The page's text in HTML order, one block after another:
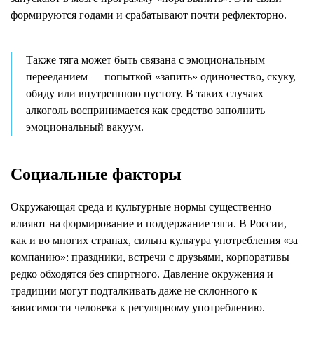
формируются годами и срабатывают почти рефлекторно.
Также тяга может быть связана с эмоциональным
перееданием — попыткой «запить» одиночество, скуку,
обиду или внутреннюю пустоту. В таких случаях
алкоголь воспринимается как средство заполнить
эмоциональный вакуум.
Социальные факторы
Окружающая среда и культурные нормы существенно
влияют на формирование и поддержание тяги. В России,
как и во многих странах, сильна культура употребления «за
компанию»: праздники, встречи с друзьями, корпоративы
редко обходятся без спиртного. Давление окружения и
традиции могут подталкивать даже не склонного к
зависимости человека к регулярному употреблению.